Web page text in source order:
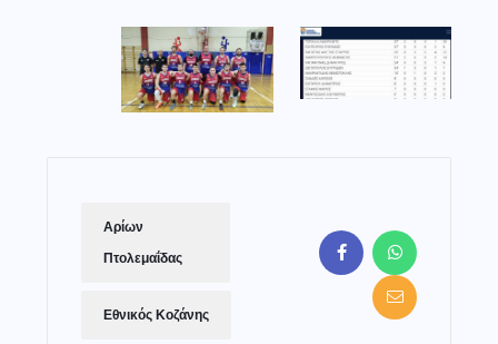
Αρίων
Πτολεμαΐδας
Εθνικός Κοζάνης